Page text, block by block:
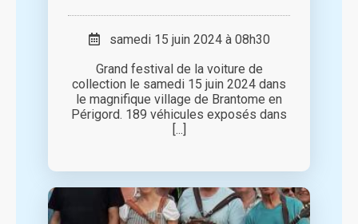
samedi 15 juin 2024 à 08h30
Grand festival de la voiture de
collection le samedi 15 juin 2024 dans
le magnifique village de Brantome en
Périgord. 189 véhicules exposés dans
[...]